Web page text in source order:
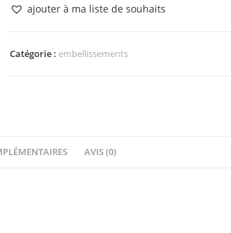
JOURS
ajouter à ma liste de souhaits
Catégorie : embellissements
AVIS (0)